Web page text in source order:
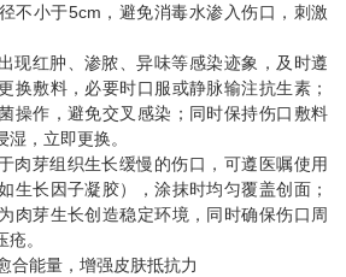
不小于5cm，避免消毒水渗入伤口，刺激
现红肿、渗脓、异味等感染迹象，及时遵
换敷料，必要时口服或静脉输注抗生素；
操作，避免交叉感染；同时保持伤口敷料
，立即更换。
肉芽组织生长缓慢的伤口，可遵医嘱使用
生长因子凝胶），涂抹时均匀覆盖创面；
肉芽生长创造稳定环境，同时确保伤口周
。
合能量，增强皮肤抵抗力